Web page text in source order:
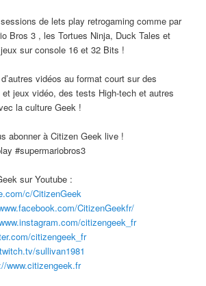
de lets play retrogaming comme par
Bros 3 , les Tortues Ninja, Duck Tales et
sur console 16 et 32 Bits !
vidéos au format court sur des
jeux vidéo, des tests High-tech et autres
la culture Geek !
abonner à Citizen Geek live !
#supermariobros3
sur Youtube :
c/CitizenGeek
CitizenGeekfr/
citizengeek_fr
citizengeek_fr
sullivan1981
www.citizengeek.fr